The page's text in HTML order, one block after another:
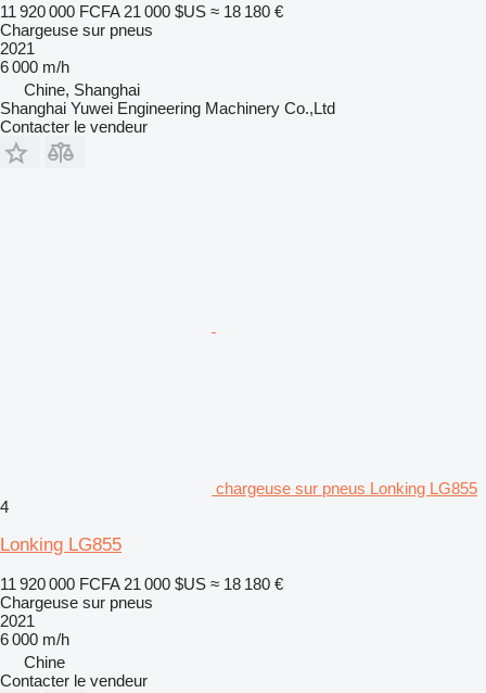
11 920 000 FCFA 21 000 $US ≈ 18 180 €
Chargeuse sur pneus
2021
6 000 m/h
Chine, Shanghai
Shanghai Yuwei Engineering Machinery Co.,Ltd
Contacter le vendeur
chargeuse sur pneus Lonking LG855
4
Lonking LG855
11 920 000 FCFA 21 000 $US ≈ 18 180 €
Chargeuse sur pneus
2021
6 000 m/h
Chine
Contacter le vendeur